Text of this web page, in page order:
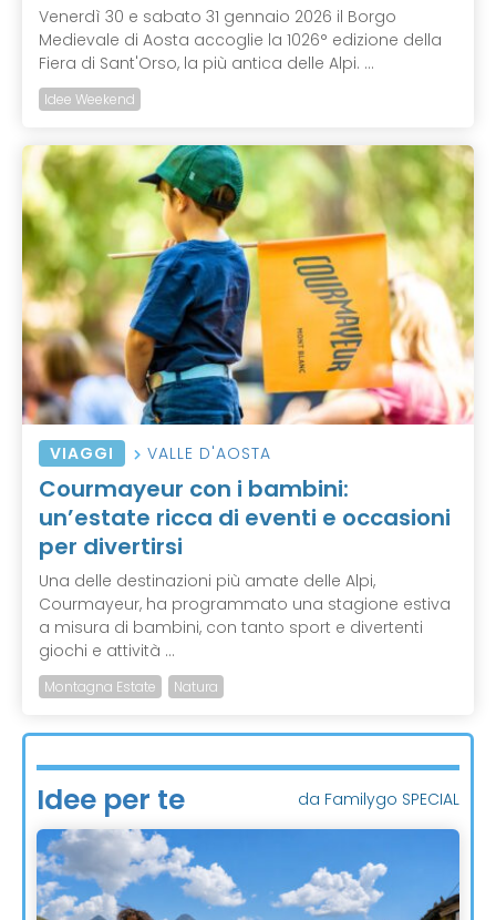
Venerdì 30 e sabato 31 gennaio 2026 il Borgo
Medievale di Aosta accoglie la 1026° edizione della
Fiera di Sant'Orso, la più antica delle Alpi. ...
Idee Weekend
VIAGGI VALLE D'AOSTA
Courmayeur con i bambini:
un’estate ricca di eventi e occasioni
per divertirsi
Una delle destinazioni più amate delle Alpi,
Courmayeur, ha programmato una stagione estiva
a misura di bambini, con tanto sport e divertenti
giochi e attività ...
Montagna Estate Natura
Idee per te da Familygo SPECIAL